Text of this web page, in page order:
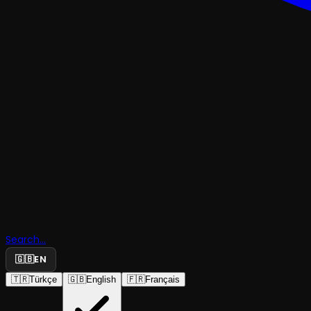
Search...
🇬🇧EN
🇹🇷Türkçe 🇬🇧English 🇫🇷Français
Anlatısı -